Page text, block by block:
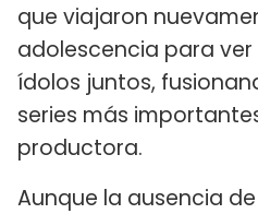
que viajaron
adolescencia para
ídolos juntos,
series más
productora.
Aunque la ausencia de